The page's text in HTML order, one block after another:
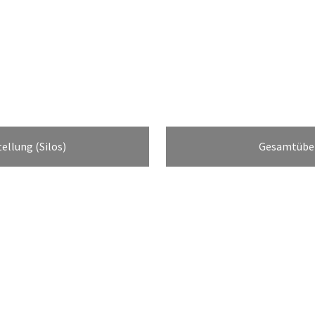
(Silos)